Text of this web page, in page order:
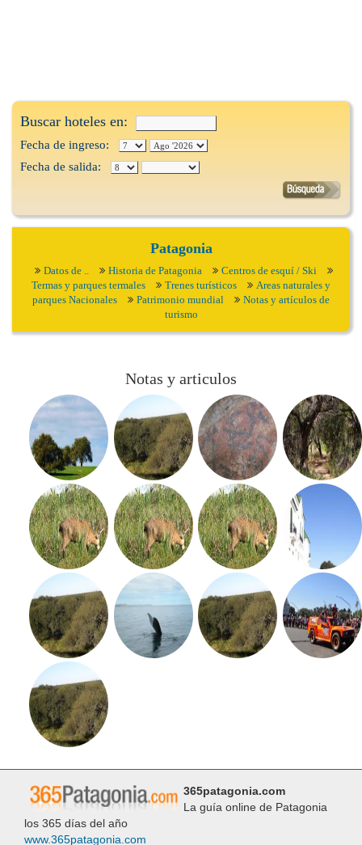
Buscar hoteles en:
Fecha de ingreso:
Fecha de salida:
Patagonia
Datos de .. Historia de Patagonia
Centros de esquí / Ski
Termas y parques termales
Trenes turísticos
Areas naturales y
parques Nacionales
Patrimonio mundial
Notas y artículos de
turismo
Notas y articulos
365patagonia.com
La guía online de Patagonia
los 365 días del año
www.365patagonia.com